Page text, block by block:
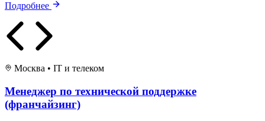
Подробнее
Москва • IT и телеком
Менеджер по технической поддержке
(франчайзинг)